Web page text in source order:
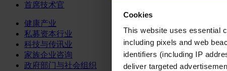
Cookies
This website uses essential
including pixels and web
identifiers (including IP
deliver targeted
首席技术官
健康产业
私募资本行业
科技与传讯业
家族企业咨询
政府部门与社会组织